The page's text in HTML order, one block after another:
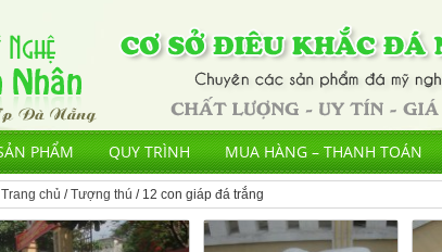
PHẨM QUY TRÌNH MUA HÀNG – THANH TOÁN
Trang chủ /Tượng thú / 12 con giáp đá trắng